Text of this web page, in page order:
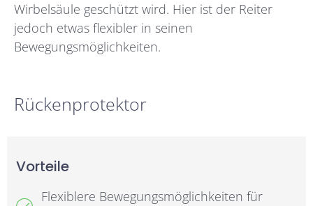
Wirbelsäule geschützt wird. Hier ist der Reiter
jedoch etwas flexibler in seinen
Bewegungsmöglichkeiten.
Rückenprotektor
Vorteile
Flexiblere Bewegungsmöglichkeiten für